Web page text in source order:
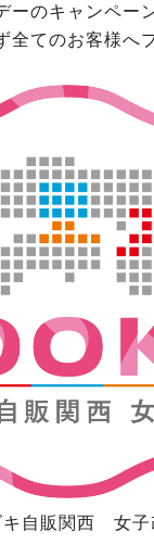
ーのキャンペー
全てのお客様へ
キ自販関西 女子